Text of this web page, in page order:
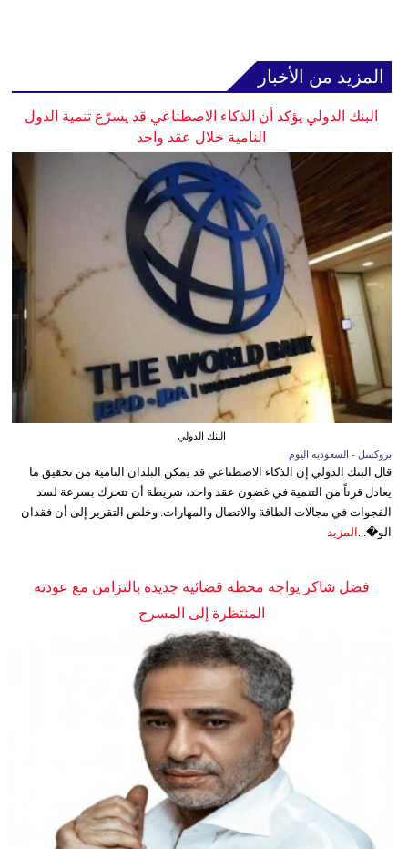
المزيد من الأخبار
البنك الدولي يؤكد أن الذكاء الاصطناعي قد يسرّع تنمية الدول
النامية خلال عقد واحد
البنك الدولي
بروكسل - السعوديه اليوم
قال البنك الدولي إن الذكاء الاصطناعي قد يمكن البلدان النامية من تحقيق ما
يعادل قرناً من التنمية في غضون عقد واحد، شريطة أن تتحرك بسرعة لسد
الفجوات في مجالات الطاقة والاتصال والمهارات. وخلص التقرير إلى أن فقدان
الو�... المزيد
فضل شاكر يواجه محطة قضائية جديدة بالتزامن مع عودته
المنتظرة إلى المسرح